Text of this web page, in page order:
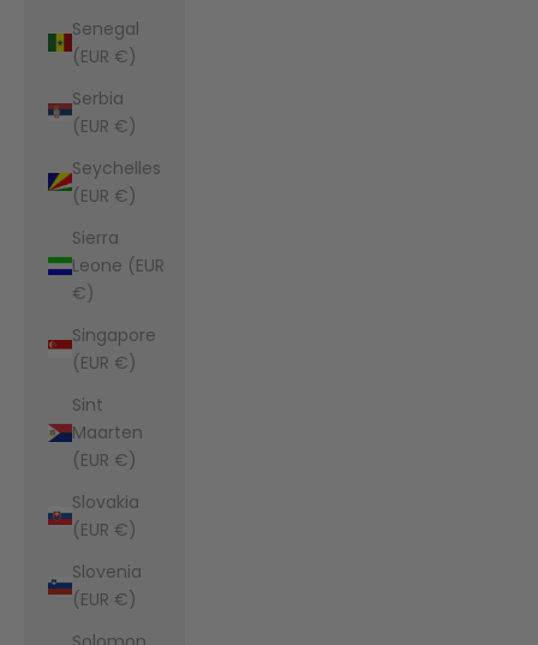
Senegal
(EUR €)
Serbia
(EUR €)
Seychelles
(EUR €)
Sierra
Leone (EUR
€)
Singapore
(EUR €)
Sint
Maarten
(EUR €)
Slovakia
(EUR €)
Slovenia
(EUR €)